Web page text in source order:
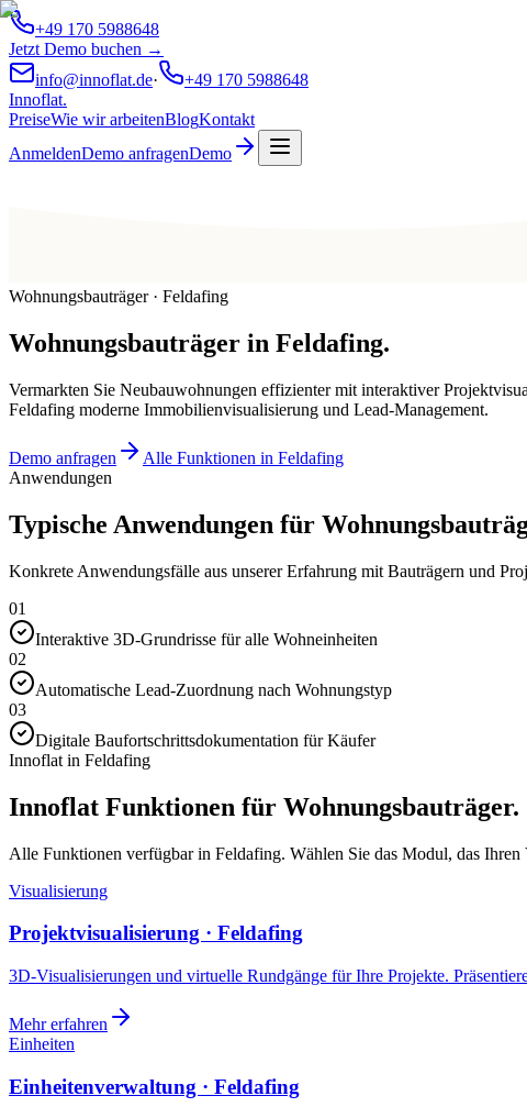
+49 170 5988648
Jetzt Demo buchen →
info@innoflat.de·
+49 170 5988648
Innoflat.
PreiseWie wir arbeitenBlogKontakt
AnmeldenDemo anfragenDemo
Wohnungsbauträger · Feldafing
Wohnungsbauträger in Feldafing.
Vermarkten Sie Neubauwohnungen effizienter mit interaktiver
Feldafing moderne Immobilienvisualisierung und Lead-Management.
Demo anfragen
Alle Funktionen in Feldafing
Anwendungen
Typische Anwendungen für
Konkrete Anwendungsfälle aus unserer Erfahrung mit Bauträgern und
01
Interaktive 3D-Grundrisse für alle Wohneinheiten
02
Automatische Lead-Zuordnung nach Wohnungstyp
03
Digitale Baufortschrittsdokumentation für Käufer
Innoflat in Feldafing
Innoflat Funktionen für Wohnungsbauträger.
Alle Funktionen verfügbar in Feldafing. Wählen Sie das Modul, das Ihren
Visualisierung
Projektvisualisierung · Feldafing
3D-Visualisierungen und virtuelle Rundgänge für Ihre Projekte.
Mehr erfahren
Einheiten
Einheitenverwaltung · Feldafing